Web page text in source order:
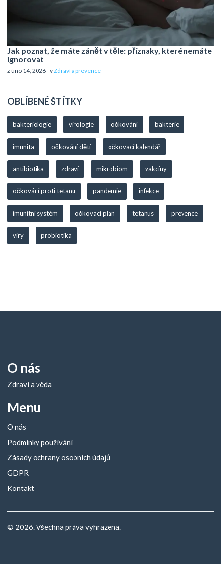
Jak poznat, že máte zánět v těle: příznaky, které nemáte
ignorovat
z úno 14, 2026 - vZdraví a prevence
OBLÍBENÉ ŠTÍTKY
bakteriologie virologie očkování bakterie
imunita očkování dětí očkovací kalendář
antibiotika zdraví mikrobiom vakcíny
očkování proti tetanu pandemie infekce
imunitní systém očkovací plán tetanus prevence
viry probiotika
O nás
Zdraví a věda
Menu
O nás
Podmínky používání
Zásady ochrany osobních údajů
GDPR
Kontakt
© 2026. Všechna práva vyhrazena.